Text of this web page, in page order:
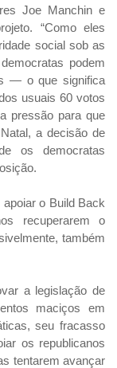
Joe Manchin e
“Como eles
social sob as
podem
— o que significa
usuais 60 votos
pressão para que
a decisão de
os democratas
o Build Back
recuperarem o
também
a legislação de
maciços em
seu fracasso
os republicanos
tentarem avançar